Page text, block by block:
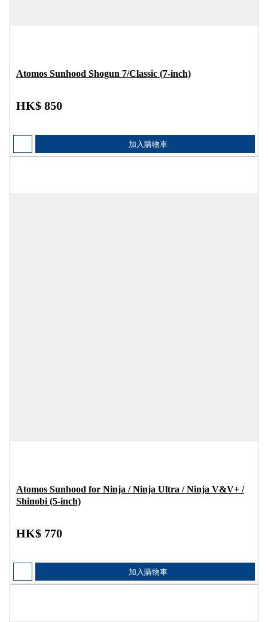
Atomos Sunhood Shogun 7/Classic (7-inch)
HK$ 850
加入購物車
Atomos Sunhood for Ninja / Ninja Ultra / Ninja V&V+ /
Shinobi (5-inch)
HK$ 770
加入購物車